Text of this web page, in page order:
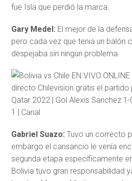
fue Isla que perdió la marca.
Gary Medel: El mejor de la
pero cada vez que tenia un balón
despejaba sin ningún problema.
Gabriel Suazo: Tuvo un correcto
embargo el cansancio le venía
segunda etapa específicamente
Bolivia tuvo gran responsabilidad